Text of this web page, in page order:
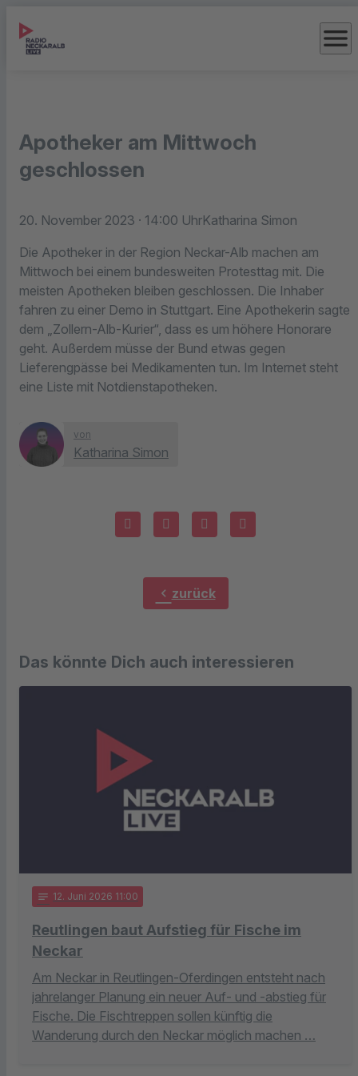
menu
Apotheker am Mittwoch
geschlossen
20. November 2023 · 14:00 UhrKatharina Simon
Die Apotheker in der Region Neckar-Alb machen am
Mittwoch bei einem bundesweiten Protesttag mit. Die
meisten Apotheken bleiben geschlossen. Die Inhaber
fahren zu einer Demo in Stuttgart. Eine Apothekerin sagte
dem „Zollern-Alb-Kurier“, dass es um höhere Honorare
geht. Außerdem müsse der Bund etwas gegen
Lieferengpässe bei Medikamenten tun. Im Internet steht
eine Liste mit Notdienstapotheken.
von
Katharina Simon
chevron_left zurück
Das könnte Dich auch interessieren
notes 12. Juni 2026 11:00
Reutlingen baut Aufstieg für Fische im
Neckar
Am Neckar in Reutlingen-Oferdingen entsteht nach
jahrelanger Planung ein neuer Auf- und -abstieg für
Fische. Die Fischtreppen sollen künftig die
Wanderung durch den Neckar möglich machen …